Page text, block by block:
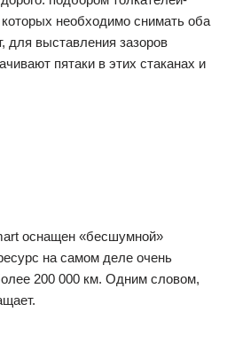
необходимо снимать оба
для выставления зазоров
пятаки в этих стаканах и
оснащен «бесшумной»
на самом деле очень
200 000 км. Одним словом,